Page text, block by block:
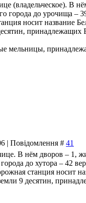
(владельческое). В
города до урочища
носит название
принадлежащих
мельницы,
| Повідомлення # 41
В нём дворов – 1,
города до хутора – 42
станция носит
9 десятин,